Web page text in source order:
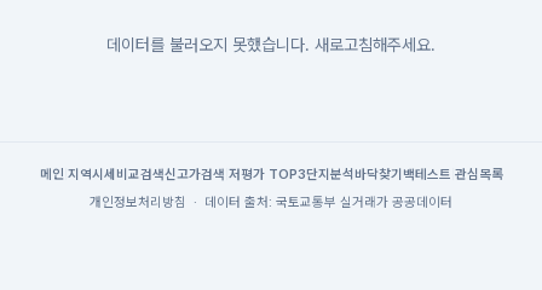
데이터를 불러오지 못했습니다. 새로고침해주세요.
메인| 지역시세 비교검색신고가검색 저평가 TOP3단지분석 바닥찾기 백테스트 관심목록
개인정보처리방침
· 데이터 출처: 국토교통부 실거래가 공공데이터